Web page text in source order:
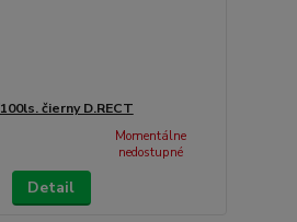
čierny D.RECT
Momentálne
nedostupné
Detail